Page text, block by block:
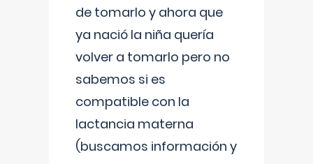
de tomarlo y ahora que
ya nació la niña quería
volver a tomarlo pero no
sabemos si es
compatible con la
lactancia materna
(buscamos información y